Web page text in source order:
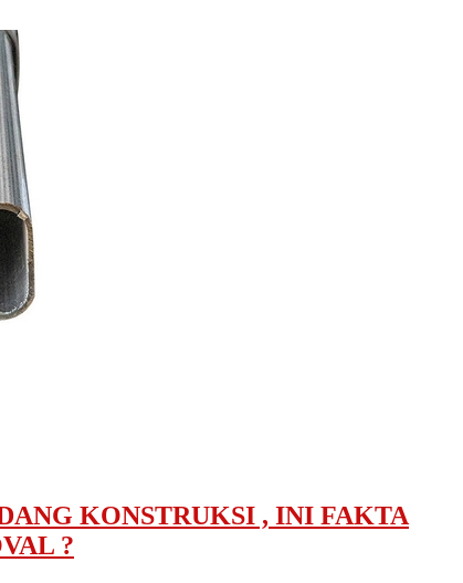
KONSTRUKSI , INI FAKTA
?